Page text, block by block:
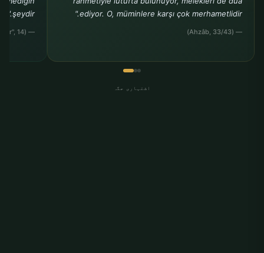
ediyor. O, müminlere karşı çok merhametlidir."
— (Ahzâb, 33/43)
şeydir."
— (Müslim, "Birr", 14)
اشتہاری جگہ